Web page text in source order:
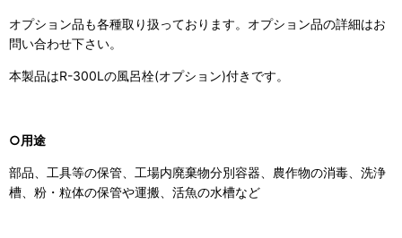
オプション品も各種取り扱っております。オプション品の詳細はお
問い合わせ下さい。
本製品はR-300Lの風呂栓(オプション)付きです。
○用途
部品、工具等の保管、工場内廃棄物分別容器、農作物の消毒、洗浄
槽、粉・粒体の保管や運搬、活魚の水槽など